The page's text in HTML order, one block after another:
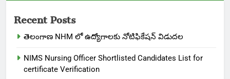
Recent Posts
తెలంగాణ NHM లో ఉద్యోగాలకు నోటిఫికేషన్ విడుదల
NIMS Nursing Officer Shortlisted Candidates List for
certificate Verification